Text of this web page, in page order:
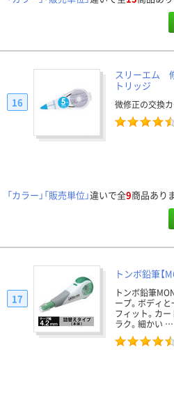
スリーエム
トリッジ
微修正の交換
16
「カラー」「販売単位」違いで全9商品あり
トンボ鉛筆【
トンボ鉛筆
ープ。ボディ
フィット。カ
ラク。細かい …
17